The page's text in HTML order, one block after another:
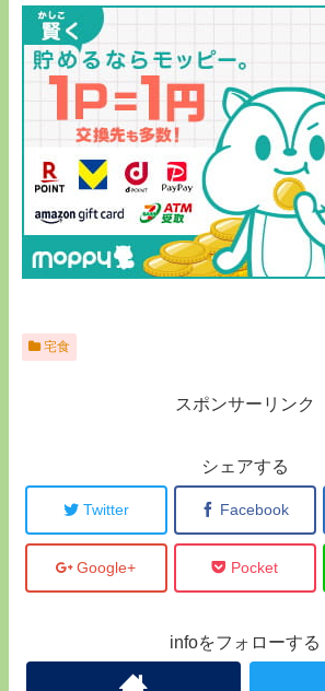
宅食
スポンサーリンク
シェアする
Twitter Facebook
Google+ Pocket
infoをフォローする